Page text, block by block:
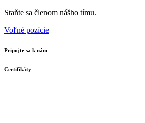
Staňte sa členom nášho tímu.
Voľné pozície
Pripojte sa k nám
Certifikáty